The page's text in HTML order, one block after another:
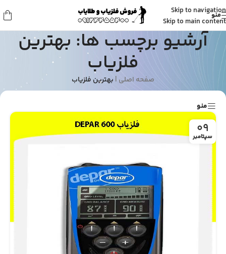
Skip to navigation
Skip to main content
منو
آرشیو برچسب ها: بهترین
فلزیاب
صفحه اصلی | بهترین فلزیاب
منو
09
سپتامبر